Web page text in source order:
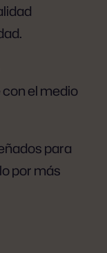
el medio
para
por más